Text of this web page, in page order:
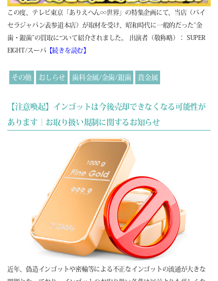
この度、テレビ東京「ありえへん∞世界」の特集企画にて、当店（バイ
セラジャパン表参道本店）が取材を受け、昭和時代に一般的だった“金
歯・銀歯”の買取について紹介されました。 出演者（敬称略）： SUPER
EIGHT/スーパ【続きを読む】
その他 おしらせ 歯科金属/金歯/銀歯 貴金属
【注意喚起】インゴットは今後売却できなくなる可能性が
あります｜お取り扱い規制に関するお知らせ
近年、偽造インゴットや密輸等による不正なインゴットの流通が大きな